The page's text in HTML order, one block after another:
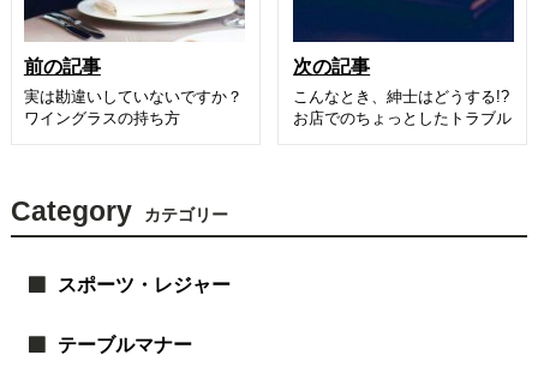
前の記事
実は勘違いしていないですか？
ワイングラスの持ち方
次の記事
こんなとき、紳士はどうする!?
お店でのちょっとしたトラブル
Category カテゴリー
スポーツ・レジャー
テーブルマナー